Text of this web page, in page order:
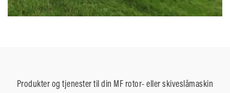
Produkter og tjenester til din MF rotor- eller skiveslåmaskin